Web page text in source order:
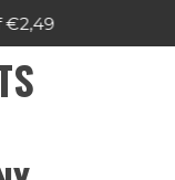
€2,49